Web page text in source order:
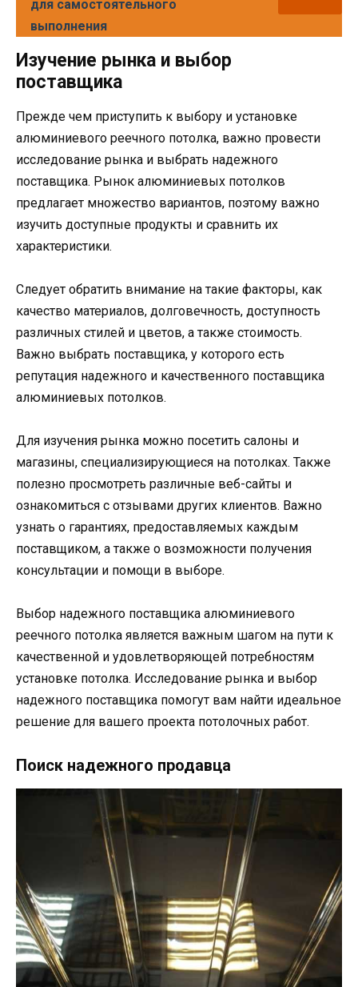
для самостоятельного
выполнения
Изучение рынка и выбор
поставщика
Прежде чем приступить к выбору и установке
алюминиевого реечного потолка, важно провести
исследование рынка и выбрать надежного
поставщика. Рынок алюминиевых потолков
предлагает множество вариантов, поэтому важно
изучить доступные продукты и сравнить их
характеристики.
Следует обратить внимание на такие факторы, как
качество материалов, долговечность, доступность
различных стилей и цветов, а также стоимость.
Важно выбрать поставщика, у которого есть
репутация надежного и качественного поставщика
алюминиевых потолков.
Для изучения рынка можно посетить салоны и
магазины, специализирующиеся на потолках. Также
полезно просмотреть различные веб-сайты и
ознакомиться с отзывами других клиентов. Важно
узнать о гарантиях, предоставляемых каждым
поставщиком, а также о возможности получения
консультации и помощи в выборе.
Выбор надежного поставщика алюминиевого
реечного потолка является важным шагом на пути к
качественной и удовлетворяющей потребностям
установке потолка. Исследование рынка и выбор
надежного поставщика помогут вам найти идеальное
решение для вашего проекта потолочных работ.
Поиск надежного продавца